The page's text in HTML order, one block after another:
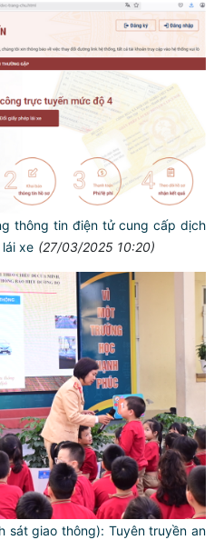
thông tin điện tử cung cấp dịch
xe (27/03/2025 10:20)
sát giao thông): Tuyên truyền an